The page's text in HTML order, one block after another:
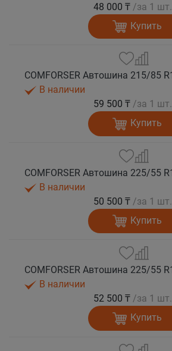
48 000 ₸ /за 1 шт.
Купить
В наличии
59 500 ₸ /за 1 шт.
Купить
В наличии
50 500 ₸ /за 1 шт.
Купить
В наличии
52 500 ₸ /за 1 шт.
Купить